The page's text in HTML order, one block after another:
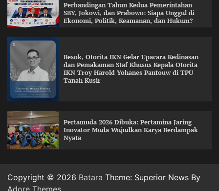
Perbandingan Tahun Kedua Pemerintahan
SBY, Jokowi, dan Prabowo: Siapa Unggul di
Ekonomi, Politik, Keamanan, dan Hukum?
Besok, Otorita IKN Gelar Upacara Kedinasan
dan Pemakaman Staf Khusus Kepala Otorita
IKN Troy Harold Yohanes Pantouw di TPU
Tanah Kusir
Pertamuda 2026 Dibuka: Pertamina Jaring
Inovator Muda Wujudkan Karya Berdampak
Nyata
Copyright © 2026 Batara Theme: Superior News By